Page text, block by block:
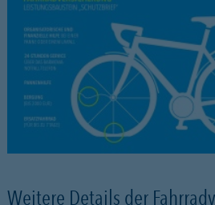
Weitere Details der